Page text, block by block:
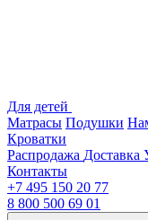
Для детей
Матрасы Подушки
Кроватки
Распродажа Доставка
Контакты
+7 495 150 20 77
8 800 500 69 01